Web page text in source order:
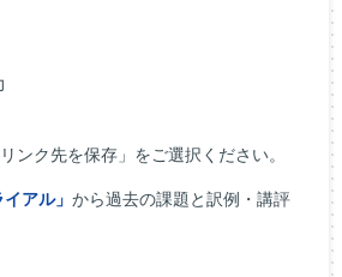
ク先を保存」をご選択ください。
アル」 から過去の課題と訳例・講評